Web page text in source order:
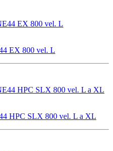
EX 800 vel. L
HPC SLX 800 vel. L a XL